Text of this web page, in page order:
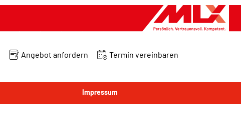
Angebot anfordern Termin vereinbaren
Impressum